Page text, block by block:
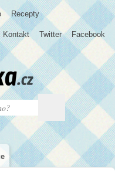
Recepty
Kontakt Twitter Facebook